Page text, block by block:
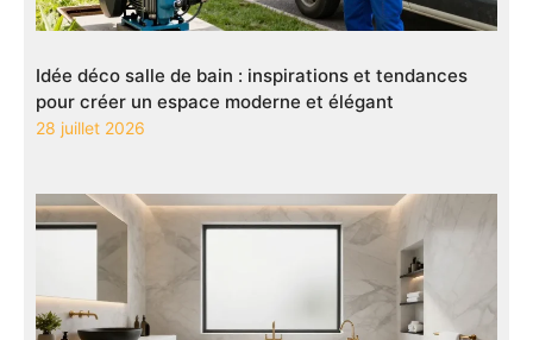
Idée déco salle de bain : inspirations et tendances
pour créer un espace moderne et élégant
28 juillet 2026